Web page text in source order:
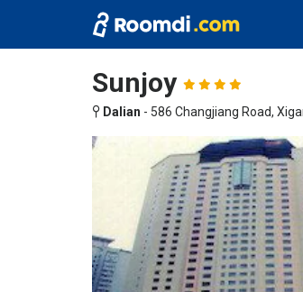
Sunjoy
Dalian - 586 Changjiang Road,